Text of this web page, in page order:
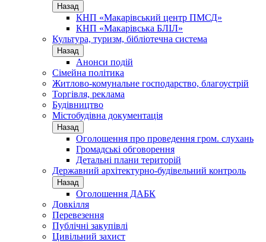
Назад
КНП «Макарівський центр ПМСД»
КНП «Макарівська БЛІЛ»
Культура, туризм, бібліотечна система
Назад
Анонси подій
Сімейна політика
Житлово-комунальне господарство, благоустрій
Торгівля, реклама
Будівництво
Містобудівна документація
Назад
Оголошення про проведення гром. слухань
Громадські обговорення
Детальні плани територій
Державний архітектурно-будівельний контроль
Назад
Оголошення ДАБК
Довкілля
Перевезення
Публічні закупівлі
Цивільний захист